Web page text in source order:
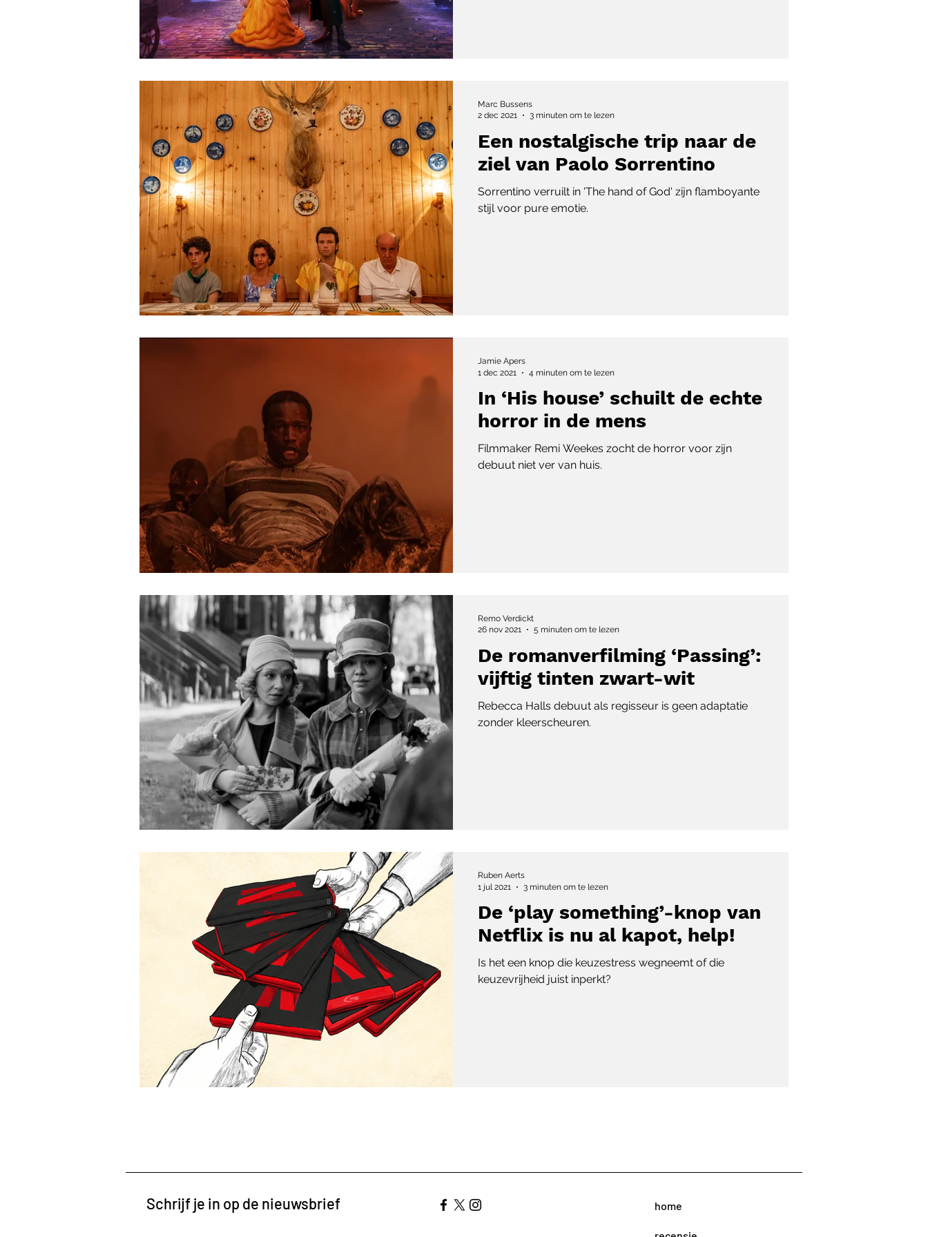
Een nostalgische trip naar de
ziel van Paolo Sorrentino
Sorrentino verruilt in 'The hand of God' zijn flamboyante
stijl voor pure emotie.
Marc Bussens
2 dec 2021
3 minuten om te lezen
In ‘His house’ schuilt de echte
horror in de mens
Filmmaker Remi Weekes zocht de horror voor zijn
debuut niet ver van huis.
Jamie Apers
1 dec 2021
4 minuten om te lezen
De romanverfilming ‘Passing’:
vijftig tinten zwart-wit
Rebecca Halls debuut als regisseur is geen adaptatie
zonder kleerscheuren.
Remo Verdickt
26 nov 2021
5 minuten om te lezen
De ‘play something’-knop van
Netflix is nu al kapot, help!
Is het een knop die keuzestress wegneemt of die
keuzevrijheid juist inperkt?
Ruben Aerts
1 jul 2021
3 minuten om te lezen
Schrijf je in op de nieuwsbrief home